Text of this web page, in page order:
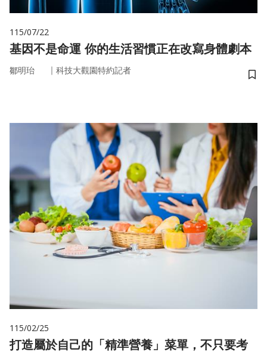
115/07/22
基因不是命運 你的生活習慣正在改寫身體劇本
鄒明珆 ｜ 科技大觀園特約記者
儲
115/02/25
打造屬於自己的「精準營養」菜單，不只要考